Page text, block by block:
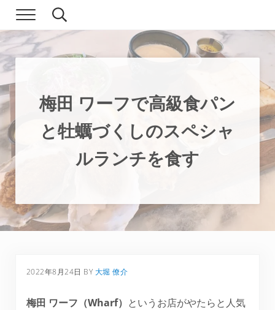
Skip to main content
Skip to header right navigation
Skip to site footer
現実逃避.com
食べ歩き、一人旅…そして時々家族旅行
Menu Search...
梅田 ワーフで高級食パン
と牡蠣づくしのスペシャ
ルランチを食す
2022年8月24日 BY 大堀 僚介
梅田 ワーフ（Wharf） というお店がやたらと人気